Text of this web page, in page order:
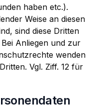
haben etc.).
Weise an diesen
sind diese Dritten
Anliegen und zur
wenden
Vgl. Ziff. 12 für